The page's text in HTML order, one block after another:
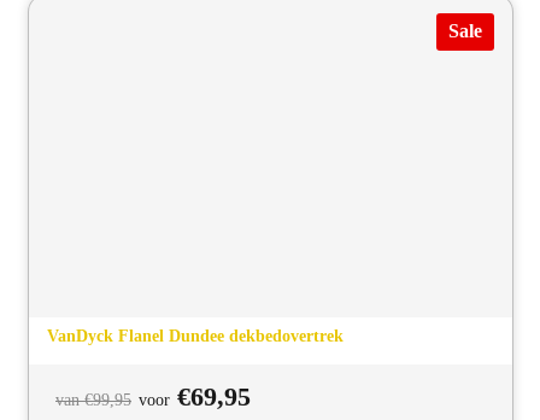
Sale
VanDyck Flanel Dundee dekbedovertrek
van €99,95 Oorspronkelijke
voor €69,95Huidige